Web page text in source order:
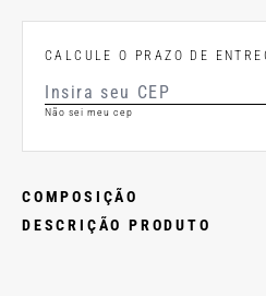
CALCULE O PRAZO DE
Não sei meu cep
COMPOSIÇÃO
DESCRIÇÃO PRODUTO